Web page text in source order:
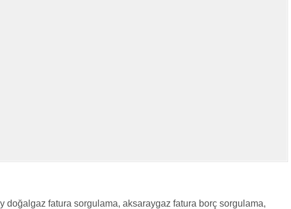
doğalgaz fatura sorgulama, aksaraygaz fatura borç sorgulama,